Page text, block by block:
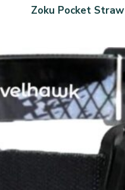
Zoku Pocket Straw